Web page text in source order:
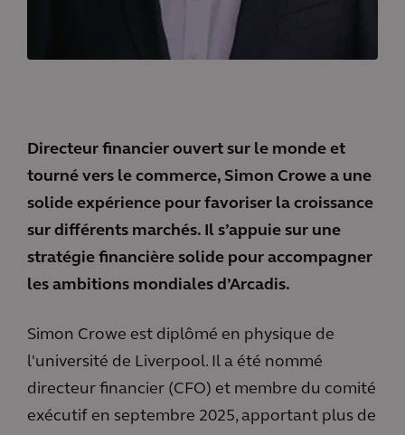
Directeur financier ouvert sur le monde et
tourné vers le commerce, Simon Crowe a une
solide expérience pour favoriser la croissance
sur différents marchés. Il s’appuie sur une
stratégie financière solide pour accompagner
les ambitions mondiales d’Arcadis.
Simon Crowe est diplômé en physique de
l'université de Liverpool. Il a été nommé
directeur financier (CFO) et membre du comité
exécutif en septembre 2025, apportant plus de